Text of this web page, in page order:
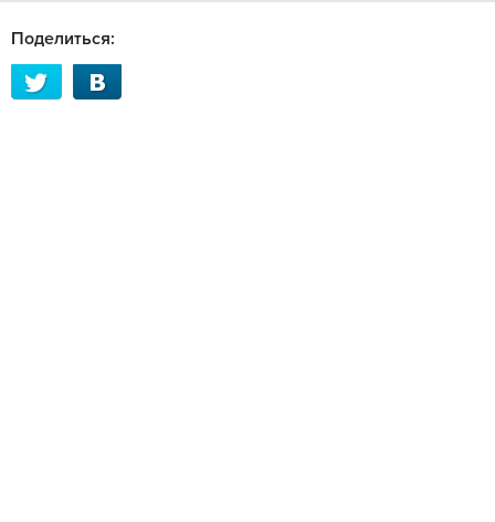
Поделиться: